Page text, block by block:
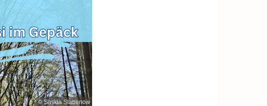
© Saskia Stabenow